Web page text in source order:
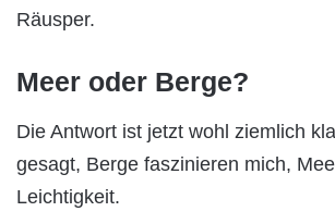
Räusper.
Meer oder Berge?
Die Antwort ist jetzt wohl ziemlich
gesagt, Berge faszinieren mich,
Leichtigkeit.